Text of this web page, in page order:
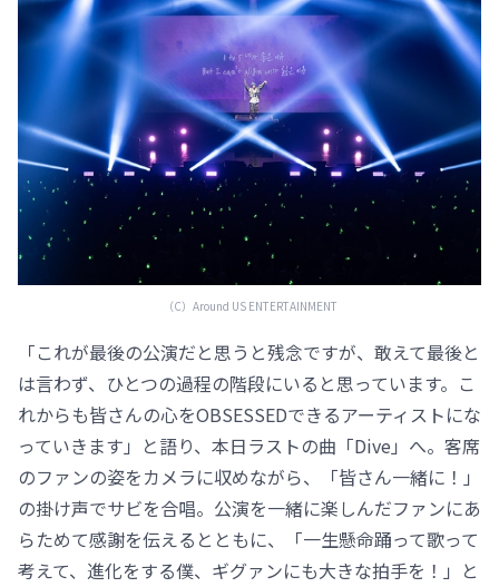
（C）️Around US ENTERTAINMENT
「これが最後の公演だと思うと残念ですが、敢えて最後と
は言わず、ひとつの過程の階段にいると思っています。こ
れからも皆さんの心をOBSESSEDできるアーティストにな
っていきます」と語り、本日ラストの曲「Dive」へ。客席
のファンの姿をカメラに収めながら、「皆さん一緒に！」
の掛け声でサビを合唱。公演を一緒に楽しんだファンにあ
らためて感謝を伝えるとともに、「一生懸命踊って歌って
考えて、進化をする僕、ギグァンにも大きな拍手を！」と